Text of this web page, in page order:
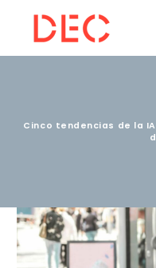
Cinco tendencias de la